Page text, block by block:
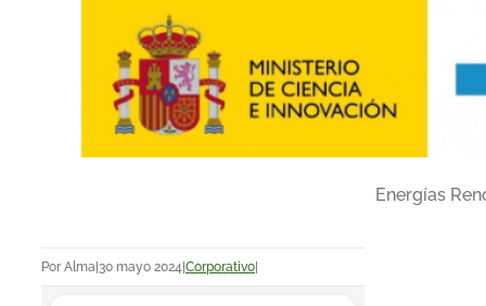
Energías
Por Alma|30 mayo 2024|Corporativo|